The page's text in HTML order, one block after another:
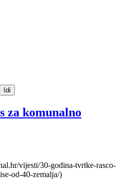
Idi
za komunalno
vijesti/30-godina-tvrtke-rasco-
od-40-zemalja/)